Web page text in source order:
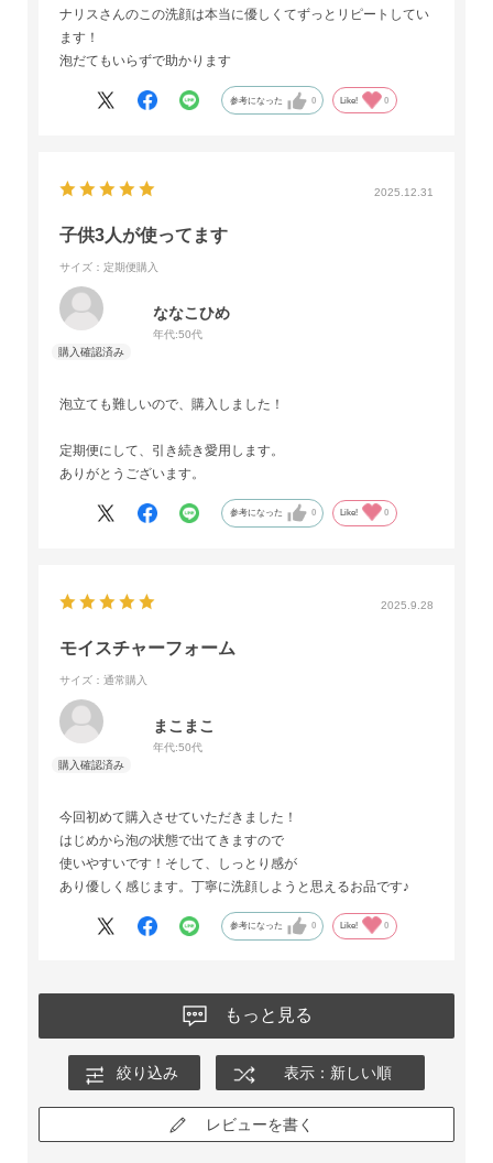
ナリスさんのこの洗顔は本当に優しくてずっとリピートしてい
ます！
泡だてもいらずで助かります
参考になった 0 Like! 0
2025.12.31
子供3人が使ってます
サイズ：定期便購入
ななこひめ
年代:50代
泡立ても難しいので、購入しました！
定期便にして、引き続き愛用します。
ありがとうございます。
参考になった 0 Like! 0
2025.9.28
モイスチャーフォーム
サイズ：通常購入
まこまこ
年代:50代
今回初めて購入させていただきました！
はじめから泡の状態で出てきますので
使いやすいです！そして、しっとり感が
あり優しく感じます。丁寧に洗顔しようと思えるお品です♪
参考になった 0 Like! 0
もっと見る
絞り込み 表示：新しい順
レビューを書く